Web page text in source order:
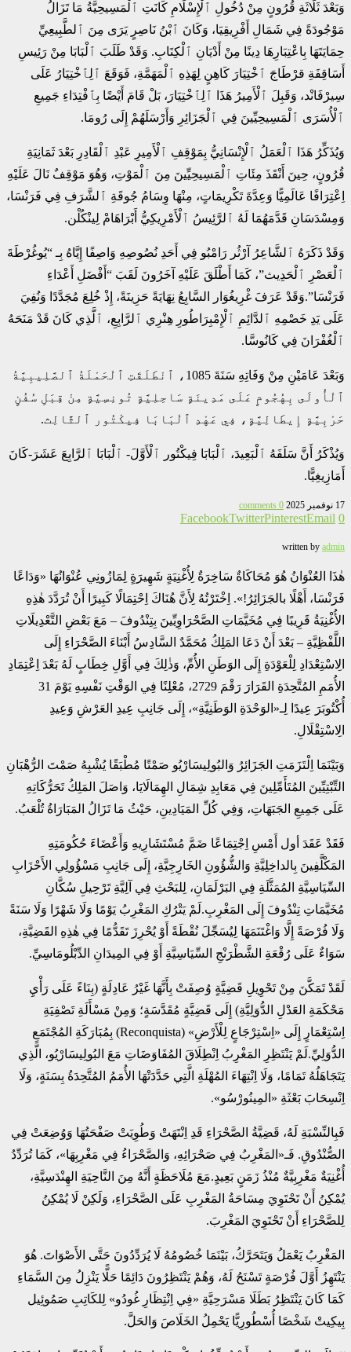
وَبَعْدَ ثَلَاثَةِ قُرُونٍ مِنْ دُخُولِ ٱلْإِسْلَامِ كَانَتِ ٱلْمَسِيحِيَّةُ مَا تَزَالُ
مَوْجُودَةً فِي شَمَالِ أَفْرِيقِيَا، وَكَانَ ٱبْنُ نَاصِرٍ يَرَى مِنَ ٱلطَّبِيعِيِّ
حِمَايَتَهَا بِاعْتِبَارِهَا دِينًا مِنْ أَدْيَانِ ٱلْكِتَابِ. وَقَدْ طَلَبَ ٱلْبَابَا مِنْ رَئِيسِ
أَسَاقِفَةِ قرْطَاجَ ٱخْتِيَارَ كَاهِنٍ لِهَذِهِ ٱلْمَهَمَّةِ، فَوَقَعَ ٱلِٱخْتِيَارُ عَلَى
سِيرْفَانْد، وَقَبِلَ ٱلْأَمِيرُ هَذَا ٱلِٱخْتِيَارَ، بَلْ قَامَ أَيْضًا بِٱفْتِدَاءِ جَمِيعِ
ٱلْأُسَرَى ٱلْمَسِيحِيِّينَ فِي ٱلْجَزَائِرِ وَأَرْسَلَهُمْ إِلَى رُومَا.
وَيُذَكِّرُ هَذَا ٱلْعَمَلُ ٱلْإِنْسَانِيُّ بِمَوْقِفِ ٱلْأَمِيرِ عَبْدِ ٱلْقَادِرِ بَعْدَ ثَمَانِيَةِ
قُرُونٍ، حِينَ أَنْقَذَ مِئَاتِ ٱلْمَسِيحِيِّينَ مِنَ ٱلْمَوْتِ، وَهُوَ مَوْقِفٌ نَالَ عَلَيْهِ
اِعْتِرَافًا عَالَمِيًّا وَعِدَّةَ تَكْرِيمَاتٍ، مِنْهَا وِسَامُ جُوقَةِ ٱلشَّرَفِ فِي فَرَنْسَا،
وَمِسْدَسَانِ قَدَّمَهُمَا لَهُ ٱلرَّئِيسُ ٱلْأَمْرِيكِيُّ أَبْرَاهَامْ لِينْكُلْن.
وَقَدْ ذَكَرَهُ ٱلشَّاعِرُ آرْثُر رَامْبُو فِي أَحَدِ نُصُوصِهِ وَاصِفًا إِيَّاهُ بِـ “يُوغُرْطَةَ
ٱلْعَصْرِ ٱلْحَدِيث”، كَمَا أَطْلَقَ عَلَيْهِ آخَرُونَ لَقَبَ “أَفْضَلِ أَعْدَاءِ
فَرَنْسَا”.وَقَدْ عَرَفَ غْرِيغُوَار السَّابِعُ نِهَايَةً حَزِينَةً، إِذْ خُلِعَ مُجَدَّدًا وَنُفِيَ
عَلَى يَدِ خَصْمِهِ ٱلدَّائِمِ ٱلْإِمْبِرَاطُورِ هِنْرِي ٱلرَّابِعِ، ٱلَّذِي كَانَ قَدْ مَنَحَهُ
ٱلْغُفْرَانَ فِي كَانُوسَّا.
وَبَعْدَ عَامَيْنِ مِنْ وَفَاتِهِ سَنَةَ 1085، ٱنْطَلَقَتِ ٱلْحَمْلَةُ ٱلصَّلِيبِيَّةُ
ٱلْأُولَى بِهُجُومٍ عَلَى مَدِينَةٍ سَاحِلِيَّةٍ تُونِسِيَّةٍ مِنْ قِبَلِ سُفُنٍ
حَرْبِيَّةٍ إِيطَالِيَّةٍ، فِي عَهْدِ ٱلْبَابَا فِيكْتُور ٱلثَّالِث.
وَيُذْكَرُ أَنَّ سَلَفَهُ ٱلْبَعِيدَ، ٱلْبَابَا فِيكْتُور ٱلْأَوَّلَ- ٱلْبَابَا ٱلرَّابِعَ عَشَرَ-كَانَ
أَمَازِيغِيًّا.
17 نوفمبر 2025 0 comments
0
FacebookTwitterPinterestEmail
written by admin
هٰذَا العُنْوَانُ هُوَ مُحَاكَاةٌ سَاخِرَةٌ لِأُغْنِيَةٍ شَهِيرَةٍ لِمَازُونِي عُنْوَانُهَا «وَدَاعًا
فَرَنْسَا، أَهْلًا بالجَزَائِرُ!». اِخْتَرْتُهُ لِأَنَّ هُنَاكَ اِحْتِمَالًا كَبِيرًا أَنْ تُرَدَّدَ هٰذِهِ
الأُغْنِيَةُ قَرِيبًا فِي مُخَيَّمَاتِ الصَّحْرَاوِيِّينَ بِتِنْدُوفَ – مَعَ بَعْضِ التَّعْدِيلَاتِ
اللَّفْظِيَّةِ – بَعْدَ أَنْ دَعَا المَلِكُ مُحَمَّدٌ السَّادِسُ أَبْنَاءَ الصَّحْرَاءِ إِلَى
الِاسْتِعْدَادِ لِلْعَوْدَةِ إِلَى الوَطَنِ الأُمِّ، وَذٰلِكَ فِي أَوَّلِ خِطَابٍ لَهُ بَعْدَ اِعْتِمَادِ
الأُمَمِ المُتَّحِدَةِ القَرَارَ رَقْمَ 2729، مُعْلِنًا فِي الوَقْتِ نَفْسِهِ يَوْمَ 31
أُكْتُوبَرَ عِيدًا لِـ«الوَحْدَةِ الوَطَنِيَّةِ»، إِلَى جَانِبِ عِيدِ العَرْشِ وَعِيدِ
الِاسْتِقْلَالِ.
وَبَيْنَمَا اِلْتَزَمَتِ الجَزَائِرُ وَالبُولِيسَارْيُو صَمْتًا مُطْبَقًا يُشْبِهُ صَمْتَ الرُّهْبَانِ
التِّبْتِيِّينَ المُتَأَمِّلِينَ فِي مَعَابِدِ شِمَالِ الهِمَالَايَا، وَاصَلَ المَلِكُ تَحَرُّكَاتِهِ
عَلَى جَمِيعِ الجَبَهَاتِ، وَفِي كُلِّ المَيَادِينِ، حَيْثُ مَا تَزَالُ المَبَارَاةُ تُلْعَبُ.
فَقَدْ عَقَدَ أول أَمْسِ اِجْتِمَاعًا ضَمَّ مُسْتَشَارِيهِ وَأَعْضَاءَ حُكُومَتِهِ
المَكْلَّفِينَ بِالداخِلِيَّةِ وَالشُّؤُونِ الخَارِجِيَّةِ، إِلَى جَانِبِ مَسْؤُولِي الأَحْزَابِ
السِّيَاسِيَّةِ المُمَثَّلَةِ فِي البَرْلَمَانِ، لِلبَحْثِ فِي آلِيَّةِ تَرْحِيلِ سُكَّانِ
مُخَيَّمَاتِ تِنْدُوفَ إِلَى المَغْرِبِ.لَمْ يَتْرُكِ المَغْرِبُ يَوْمًا وَلَا شَهْرًا وَلَا سَنَةً
وَلَا فُرْصَةً إِلَّا وَاغْتَنَمَهَا لِيُسَجِّلَ نُقْطَةً أَوْ يُحْرِزَ تَقَدُّمًا فِي هٰذِهِ القَضِيَّةِ،
سَوَاءٌ عَلَى رُقْعَةِ الشَّطْرَنْجِ السِّيَاسِيَّةِ أَوْ فِي المِيدَانِ الدِّبْلُومَاسِيِّ.
لَقَدْ تَمَكَّنَ مِنْ تَحْوِيلِ قَضِيَّةٍ وُصِفَتْ بِأَنَّهَا غَيْرُ عَادِلَةٍ (بِنَاءً عَلَى رَأْيِ
مَحْكَمَةِ العَدْلِ الدُّوَلِيَّةِ) إِلَى قَضِيَّةٍ مُقَدَّسَةٍ؛ وَمِنْ مَسْأَلَةِ تَصْفِيَةِ
اِسْتِعْمَارٍ إِلَى «اِسْتِرْجَاعٍ لِلْأَرْضِ» (Reconquista) بِمُبَارَكَةِ المُجْتَمَعِ
الدُّوَلِيِّ.لَمْ يَنْتَظِرِ المَغْرِبُ اِنْطِلَاقَ المُفَاوَضَاتِ مَعَ البُولِيسَارْيُو، الَّذِي
يَتَجَاهَلُهُ تَمَامًا، وَلَا اِنْتِهَاءَ المُهْلَةِ الَّتِي حَدَّدَتْهَا الأُمَمُ المُتَّحِدَةُ بِسَنَةٍ، وَلَا
اِنْسِحَابَ بَعْثَةِ «المِينُورْسُو».
فَبِالنِّسْبَةِ لَهُ، قَضِيَّةُ الصَّحْرَاءِ قَدِ اِنْتَهَتْ وَطُوِيَتْ صَفْحَتُهَا وَوُضِعَتْ فِي
الصُّنْدُوقِ. فَـ«المَغْرِبُ فِي صَحْرَائِهِ، وَالصَّحْرَاءُ فِي مَغْرِبِهَا»، كَمَا تُرَدِّدُ
أُغْنِيَةٌ مَغْرِبِيَّةٌ مُنْذُ زَمَنٍ بَعِيدٍ.مَعَ مُلَاحَظَةٍ أَنَّهُ مِنَ النَّاحِيَةِ الهِنْدَسِيَّةِ،
يُمْكِنُ أَنْ تَحْتَوِيَ مِسَاحَةُ المَغْرِبِ عَلَى الصَّحْرَاءِ، وَلَكِنْ لَا يُمْكِنُ
لِلصَّحْرَاءِ أَنْ تَحْتَوِيَ المَغْرِبَ.
المَغْرِبُ يَعْمَلُ وَيَتَحَرَّكُ، بَيْنَمَا خُصُومُهُ لَا يُرَدِّدُونَ حَتَّى الأَصْوَاتَ. هُوَ
يَنْتَهِزُ أَوَّلَ فُرْصَةٍ تَسْنَحُ لَهُ، وَهُمْ يَنْتَظِرُونَ دَائِمًا حَلًّا يَنْزِلُ مِنَ السَّمَاءِ
كَمَا كَانَ يَنْتَظِرُ بَطَلَا مَسْرَحِيَّةِ «فِي اِنْتِظَارِ غُودُو» لِلكَاتِبِ صَمُوئِيل
بِيکِيتْ شَخْصًا أُسْطُورِيًّا يَحْمِلُ الخَلَاصَ وَالحَلَّ.